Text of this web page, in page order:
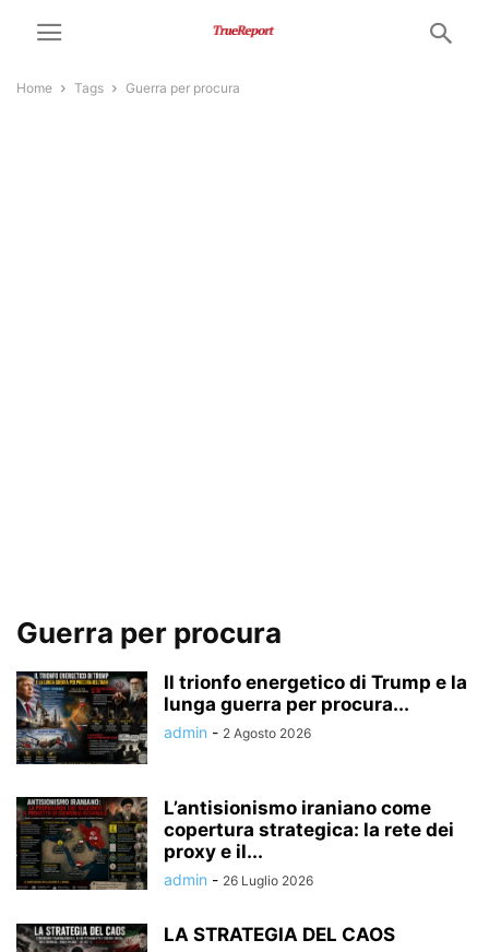
Home Tags Guerra per procura
Guerra per procura
Il trionfo energetico di Trump e la
lunga guerra per procura...
admin - 2 Agosto 2026
L’antisionismo iraniano come
copertura strategica: la rete dei
proxy e il...
admin - 26 Luglio 2026
LA STRATEGIA DEL CAOS